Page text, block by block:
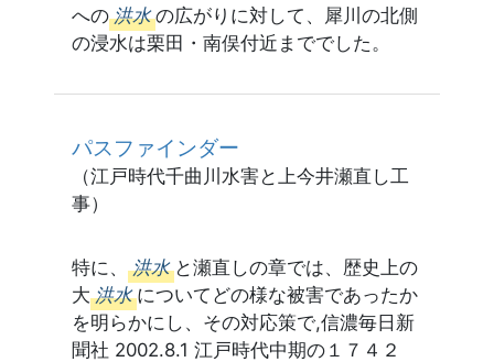
への 洪水 の広がりに対して、犀川の北側
の浸水は栗田・南俣付近まででした。
パスファインダー
（江戸時代千曲川水害と上今井瀬直し工
事）
特に、 洪水 と瀬直しの章では、歴史上の
大 洪水 についてどの様な被害であったか
を明らかにし、その対応策で,信濃毎日新
聞社 2002.8.1 江戸時代中期の１７４２